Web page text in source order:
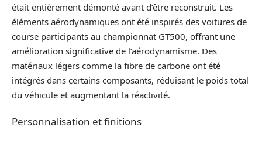
était entièrement démonté avant d’être reconstruit. Les
éléments aérodynamiques ont été inspirés des voitures de
course participants au championnat GT500, offrant une
amélioration significative de l’aérodynamisme. Des
matériaux légers comme la fibre de carbone ont été
intégrés dans certains composants, réduisant le poids total
du véhicule et augmentant la réactivité.
Personnalisation et finitions